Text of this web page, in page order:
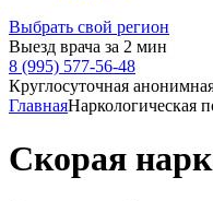
Выбрать свой регион
Выезд врача за 2 мин
8 (995) 577-56-48
Круглосуточная
ГлавнаяНаркологическая
Скорая